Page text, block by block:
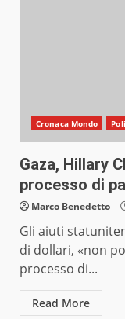
Cronaca Mondo
Gaza, Hillary
processo di
Marco Benedetto
Gli aiuti
di dollari, «non
processo di...
Read More